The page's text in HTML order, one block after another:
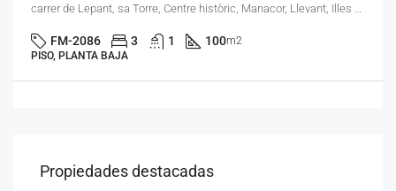
FM-2086 3 1 100m2
PISO, PLANTA BAJA
Propiedades destacadas